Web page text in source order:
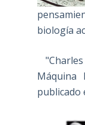
biología
Máquina
publicado